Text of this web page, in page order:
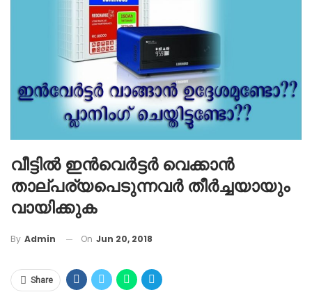
വീട്ടിൽ ഇൻവെർട്ടർ വെക്കാൻ
താല്പര്യപെടുന്നവർ തീർച്ചയായും
വായിക്കുക
By Admin On Jun 20, 2018
Share